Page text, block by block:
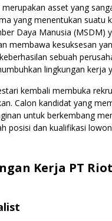
asset yang
yang menentukan suatu
Daya Manusia (MSDM)
membawa kesuksesan
sebuah
lingkungan
kembali membuka
Calon kandidat yang
untuk berkembang
posisi dan kualifikasi
Kerja PT